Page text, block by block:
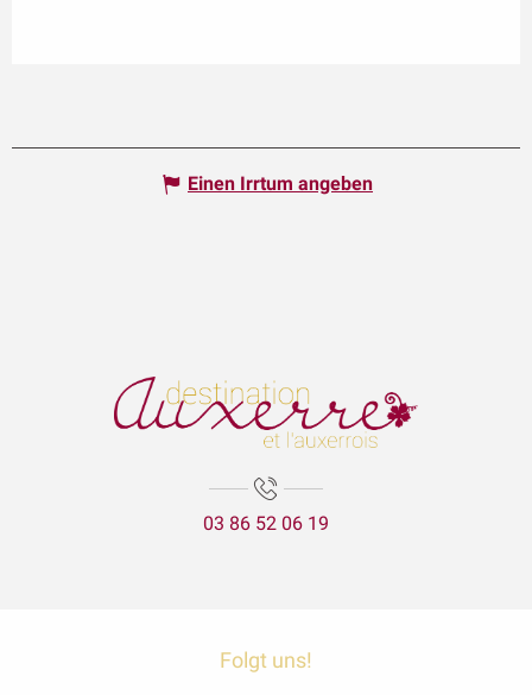
Einen Irrtum angeben
03 86 52 06 19
Folgt uns!